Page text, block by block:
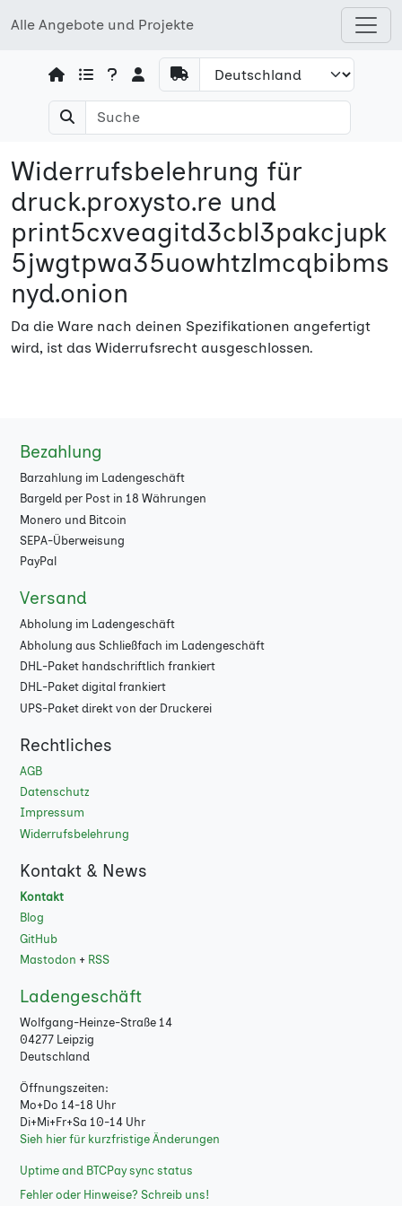
Alle Angebote und Projekte
Open shops menu
Widerrufsbelehrung für
druck.proxysto.re und
print5cxveagitd3cbl3pakcjupk
5jwgtpwa35uowhtzlmcqbibms
nyd.onion
Da die Ware nach deinen Spezifikationen angefertigt
wird, ist das Widerrufsrecht ausgeschlossen.
Bezahlung
Barzahlung im Ladengeschäft
Bargeld per Post in 18 Währungen
Monero und Bitcoin
SEPA-Überweisung
PayPal
Versand
Abholung im Ladengeschäft
Abholung aus Schließfach im Ladengeschäft
DHL-Paket handschriftlich frankiert
DHL-Paket digital frankiert
UPS-Paket direkt von der Druckerei
Rechtliches
AGB
Datenschutz
Impressum
Widerrufsbelehrung
Kontakt & News
Kontakt
Blog
GitHub
Mastodon + RSS
Ladengeschäft
Wolfgang-Heinze-Straße 14
04277 Leipzig
Deutschland
Öffnungszeiten:
Mo+Do 14-18 Uhr
Di+Mi+Fr+Sa 10-14 Uhr
Sieh hier für kurzfristige Änderungen
Uptime and BTCPay sync status
Fehler oder Hinweise? Schreib uns!